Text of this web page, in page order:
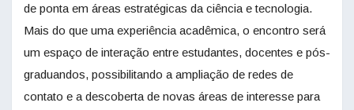
de ponta em áreas estratégicas da ciência e tecnologia.
Mais do que uma experiência acadêmica, o encontro será
um espaço de interação entre estudantes, docentes e pós-
graduandos, possibilitando a ampliação de redes de
contato e a descoberta de novas áreas de interesse para